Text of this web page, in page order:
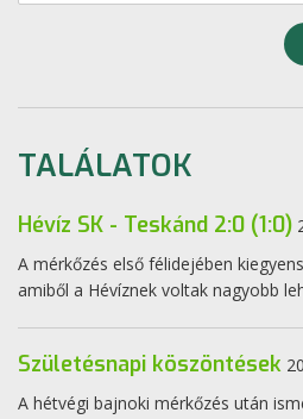
TALÁLATOK
Hévíz SK - Teskánd 2:0 (1:0)
A mérkőzés első félidejében
amiből a Hévíznek voltak nagyobb
Születésnapi köszöntések
A hétvégi bajnoki mérkőzés után